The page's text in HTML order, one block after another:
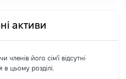
активи
членів його сім'ї відсутні
в цьому розділі.